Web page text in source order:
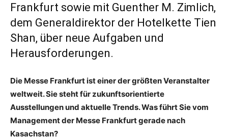
Frankfurt sowie mit Guenther M. Zimlich,
dem Generaldirektor der Hotelkette Tien
Shan, über neue Aufgaben und
Herausforderungen.
Die Messe Frankfurt ist einer der größten Veranstalter
weltweit. Sie steht für zukunftsorientierte
Ausstellungen und aktuelle Trends. Was führt Sie vom
Management der Messe Frankfurt gerade nach
Kasachstan?